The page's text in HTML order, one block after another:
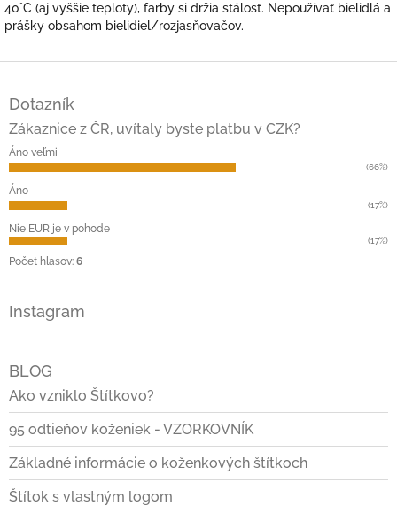
40°C (aj vyššie teploty), farby si držia stálosť. Nepoužívať bielidlá a
prášky obsahom bielidiel/rozjasňovačov.
e
Dotazník
Zákaznice z ČR, uvítaly byste platbu v CZK?
Áno veľmi
(66%)
Áno
(17%)
Nie EUR je v pohode
(17%)
Počet hlasov: 6
Instagram
BLOG
Ako vzniklo Štítkovo?
95 odtieňov koženiek - VZORKOVNÍK
Základné informácie o koženkových štítkoch
Štítok s vlastným logom